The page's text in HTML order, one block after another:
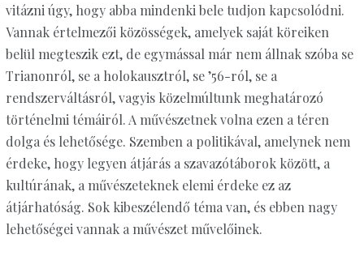
vitázni úgy, hogy abba mindenki bele tudjon kapcsolódni.
Vannak értelmezői közösségek, amelyek saját köreiken
belül megteszik ezt, de egymással már nem állnak szóba se
Trianonról, se a holokausztról, se ’56-ról, se a
rendszerváltásról, vagyis közelmúltunk meghatározó
történelmi témáiról. A művészetnek volna ezen a téren
dolga és lehetősége. Szemben a politikával, amelynek nem
érdeke, hogy legyen átjárás a szavazótáborok között, a
kultúrának, a művészeteknek elemi érdeke ez az
átjárhatóság. Sok kibeszélendő téma van, és ebben nagy
lehetőségei vannak a művészet művelőinek.